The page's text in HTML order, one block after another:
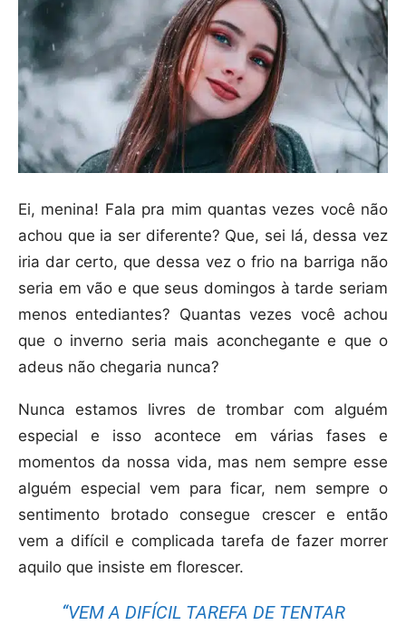
Ei, menina! Fala pra mim quantas vezes você não
achou que ia ser diferente? Que, sei lá, dessa vez
iria dar certo, que dessa vez o frio na barriga não
seria em vão e que seus domingos à tarde seriam
menos entediantes? Quantas vezes você achou
que o inverno seria mais aconchegante e que o
adeus não chegaria nunca?
Nunca estamos livres de trombar com alguém
especial e isso acontece em várias fases e
momentos da nossa vida, mas nem sempre esse
alguém especial vem para ficar, nem sempre o
sentimento brotado consegue crescer e então
vem a difícil e complicada tarefa de fazer morrer
aquilo que insiste em florescer.
“VEM A DIFÍCIL TAREFA DE TENTAR